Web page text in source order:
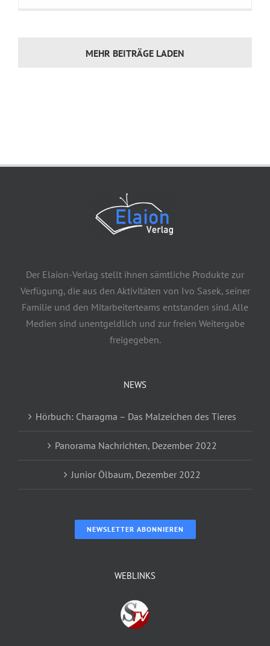
MEHR BEITRÄGE LADEN
Der Elaion-Verlag stellt ihnen sämtliche Produkte zur
Verfügung, die aus den Aktivitäten von Ivo Sasek, seiner
Familie und den Mitarbeiterteams entstanden sind. Alle
Medien sind unentgeldlich und zur freien Weitergabe
freigegeben.
NEWS
Hörbuch: Charagma – Das Malzeichen des Tieres
Panorama Nachrichten, Dezember 2022
Junior Ölbaum, Dezember 2022
NEWSLETTER ABONNIEREN
WEBLINKS